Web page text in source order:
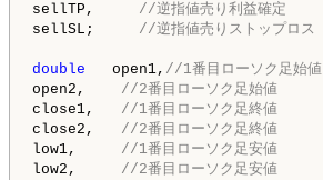
sellTP, //逆指値売り利益確定
sellSL; //逆指値売りストップロス
double open1, //1番目ローソク足始値
open2, //2番目ローソク足始値
close1, //1番目ローソク足終値
close2, //2番目ローソク足終値
low1, //1番目ローソク足安値
low2, //2番目ローソク足安値